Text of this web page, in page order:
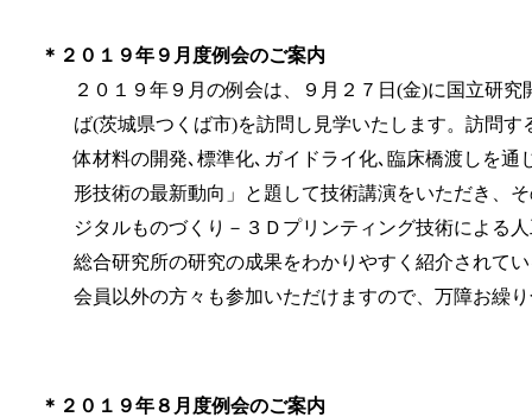
＊２０１９年９月度例会のご案内
２０１９年９月の例会は、９月２７日(金)に国立研
ば(茨城県つくば市)を訪問し見学いたします。訪問
体材料の開発､標準化､ガイドライ化､臨床橋渡しを
形技術の最新動向」と題して技術講演をいただき、
ジタルものづくり－３Ｄプリンティング技術による
総合研究所の研究の成果をわかりやすく紹介されて
会員以外の方々も参加いただけますので、 万障お繰
＊２０１９年８月度例会のご案内